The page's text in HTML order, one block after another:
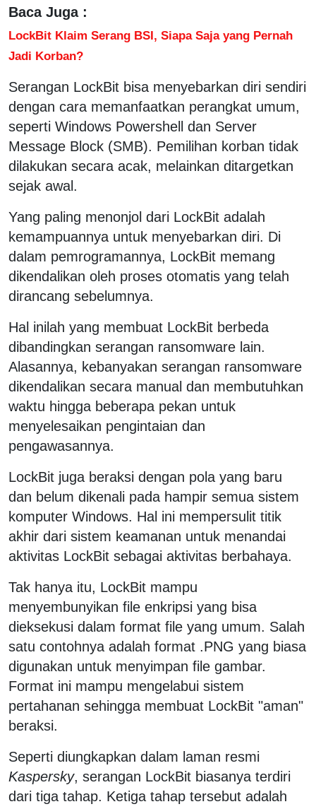
Baca Juga :
LockBit Klaim Serang BSI, Siapa Saja yang Pernah
Jadi Korban?
Serangan LockBit bisa menyebarkan diri sendiri
dengan cara memanfaatkan perangkat umum,
seperti Windows Powershell dan Server
Message Block (SMB). Pemilihan korban tidak
dilakukan secara acak, melainkan ditargetkan
sejak awal.
Yang paling menonjol dari LockBit adalah
kemampuannya untuk menyebarkan diri. Di
dalam pemrogramannya, LockBit memang
dikendalikan oleh proses otomatis yang telah
dirancang sebelumnya.
Hal inilah yang membuat LockBit berbeda
dibandingkan serangan ransomware lain.
Alasannya, kebanyakan serangan ransomware
dikendalikan secara manual dan membutuhkan
waktu hingga beberapa pekan untuk
menyelesaikan pengintaian dan
pengawasannya.
LockBit juga beraksi dengan pola yang baru
dan belum dikenali pada hampir semua sistem
komputer Windows. Hal ini mempersulit titik
akhir dari sistem keamanan untuk menandai
aktivitas LockBit sebagai aktivitas berbahaya.
Tak hanya itu, LockBit mampu
menyembunyikan file enkripsi yang bisa
dieksekusi dalam format file yang umum. Salah
satu contohnya adalah format .PNG yang biasa
digunakan untuk menyimpan file gambar.
Format ini mampu mengelabui sistem
pertahanan sehingga membuat LockBit "aman"
beraksi.
Seperti diungkapkan dalam laman resmi
Kaspersky, serangan LockBit biasanya terdiri
dari tiga tahap. Ketiga tahap tersebut adalah